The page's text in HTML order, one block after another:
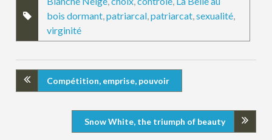
bois dormant,patriarcal,patriarcat,sexualité,
virginité
Compétition, emprise, pouvoir
Snow White, the triumph of beauty